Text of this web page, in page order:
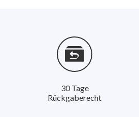
30 Tage
Rückgaberecht